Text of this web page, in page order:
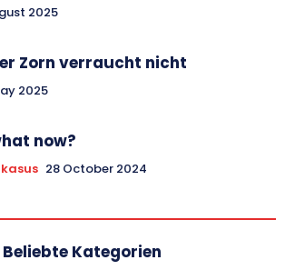
2025
Zorn verraucht nicht
2025
now?
28 October 2024
Beliebte Kategorien